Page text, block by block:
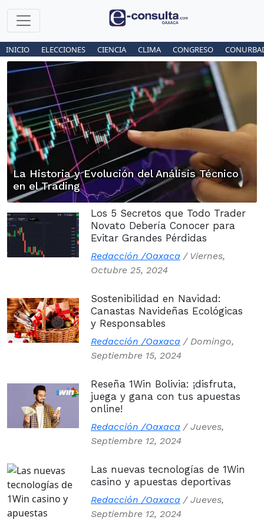
INICIO ELECCIONES CIENCIA CLIMA CONGRESO
La Historia y Evolución del Análisis Técnico
en el Trading
Los 5 Secretos que Todo Trader
Novato Debería Conocer para
Evitar Grandes Pérdidas
Redacción /Oaxaca / Viernes,
Octubre 25, 2024
Sostenibilidad en Navidad:
Canastas Navideñas Ecológicas
y Responsables
Redacción /Oaxaca / Domingo,
Septiembre 15, 2024
Reseña 1Win Bolivia: ¡disfruta,
juega y gana con tus apuestas
online!
Redacción /Oaxaca / Jueves,
Septiembre 12, 2024
Las nuevas tecnologías de 1Win
casino y apuestas deportivas
Redacción /Oaxaca / Jueves,
Septiembre 12, 2024